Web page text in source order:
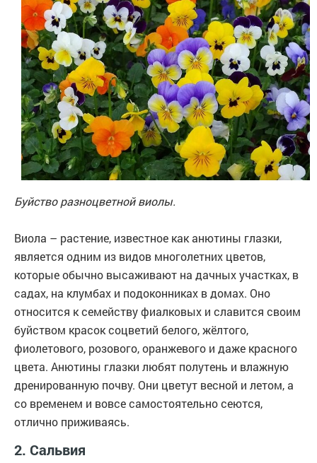
Буйство разноцветной виолы.
Виола – растение, известное как анютины глазки,
является одним из видов многолетних цветов,
которые обычно высаживают на дачных участках, в
садах, на клумбах и подоконниках в домах. Оно
относится к семейству фиалковых и славится своим
буйством красок соцветий белого, жёлтого,
фиолетового, розового, оранжевого и даже красного
цвета. Анютины глазки любят полутень и влажную
дренированную почву. Они цветут весной и летом, а
со временем и вовсе самостоятельно сеются,
отлично приживаясь.
2. Сальвия